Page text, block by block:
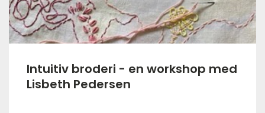
Intuitiv broderi - en workshop med
Lisbeth Pedersen